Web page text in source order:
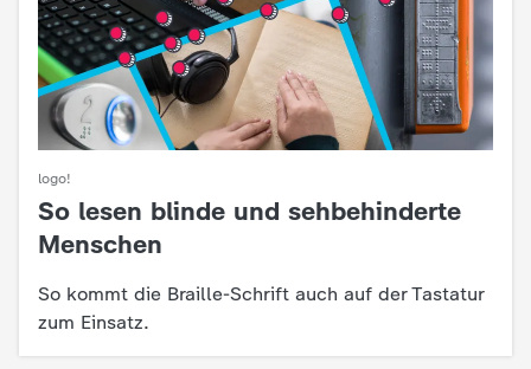
logo!
:
So lesen blinde und sehbehinderte
Menschen
So kommt die Braille-Schrift auch auf der Tastatur
zum Einsatz.